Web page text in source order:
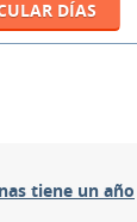
tiene un año